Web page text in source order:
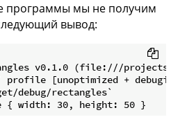
программы мы не получим
вывод:
v0.1.0 (file:///projects/
profile [unoptimized +
debug/rectangles`